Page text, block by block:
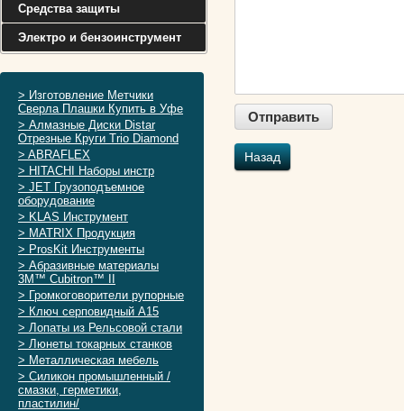
Средства защиты
Электро и бензоинструмент
> Изготовление Метчики
Сверла Плашки Купить в Уфе
> Алмазные Диски Distar
Отрезные Круги Trio Diamond
> ABRAFLEX
> HITACHI Наборы инстр
> JET Грузоподъемное
оборудование
> KLAS Инструмент
> MATRIX Продукция
> ProsKit Инструменты
> Абразивные материалы
3M™ Cubitron™ II
> Громкоговорители рупорные
> Ключ серповидный А15
> Лопаты из Рельсовой стали
> Люнеты токарных станков
> Металлическая мебель
> Силикон промышленный /
смазки, герметики,
пластилин/
Назад